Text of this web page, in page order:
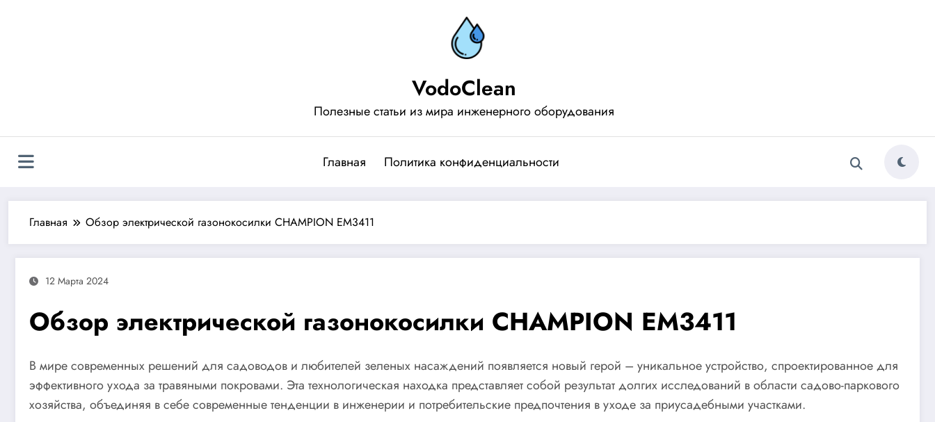
VodoClean
Полезные статьи из мира инженерного оборудования
Главная Политика конфиденциальности
Главная Обзор электрической газонокосилки CHAMPION EM3411
12 Марта 2024
Обзор электрической газонокосилки CHAMPION EM3411
В мире современных решений для садоводов и любителей зеленых насаждений появляется новый герой – уникальное устройство, спроектированное для
эффективного ухода за травяными покровами. Эта технологическая находка представляет собой результат долгих исследований в области садово-паркового
хозяйства, объединяя в себе современные тенденции в инженерии и потребительские предпочтения в уходе за приусадебными участками.